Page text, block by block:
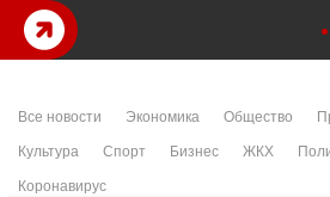
Все новости Экономика Общество
Культура
Спорт Бизнес ЖКХ
Коронавирус